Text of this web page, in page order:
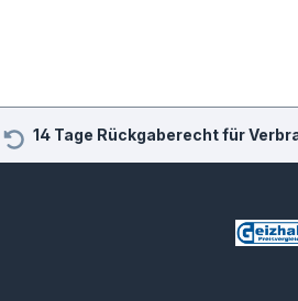
14 Tage Rückgaberecht für